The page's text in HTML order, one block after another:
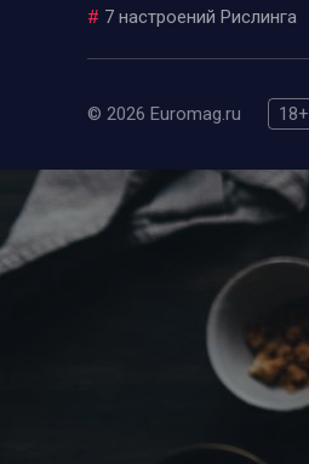
# 7 настроений Рислинга
© 2026 Euromag.ru 18+